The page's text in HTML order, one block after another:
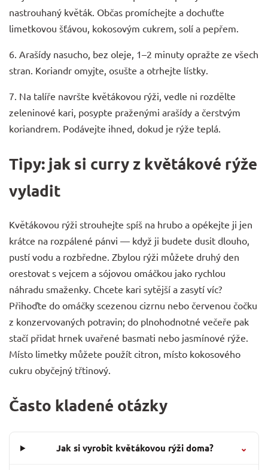
nastrouhaný květák. Občas promíchejte a dochuťte
limetkovou šťávou, kokosovým cukrem, solí a pepřem.
6. Arašídy nasucho, bez oleje, 1–2 minuty opražte ze všech
stran. Koriandr omyjte, osušte a otrhejte lístky.
7. Na talíře navršte květákovou rýži, vedle ni rozdělte
zeleninové kari, posypte praženými arašídy a čerstvým
koriandrem. Podávejte ihned, dokud je rýže teplá.
Tipy: jak si curry z květákové rýže
vyladit
Květákovou rýži strouhejte spíš na hrubo a opékejte ji jen
krátce na rozpálené pánvi — když ji budete dusit dlouho,
pustí vodu a rozbředne. Zbylou rýži můžete druhý den
orestovat s vejcem a sójovou omáčkou jako rychlou
náhradu smaženky. Chcete kari sytější a zasytí víc?
Přihoďte do omáčky scezenou cizrnu nebo červenou čočku
z konzervovaných potravin; do plnohodnotné večeře pak
stačí přidat hrnek uvařené basmati nebo jasmínové rýže.
Místo limetky můžete použít citron, místo kokosového
cukru obyčejný třtinový.
Často kladené otázky
Jak si vyrobit květákovou rýži doma? ⌄